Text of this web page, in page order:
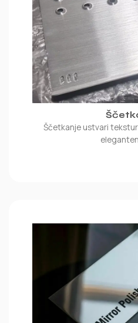
Ščetkanje ustvari